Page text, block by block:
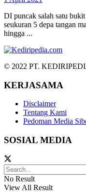
DI puncak salah satu
seukuran 5 depa tangan
hingga ...
© 2022 PT.
KERJASAMA
Disclaimer
Tentang Kami
Pedoman Media
SOSIAL MEDIA
No Result
View All Result